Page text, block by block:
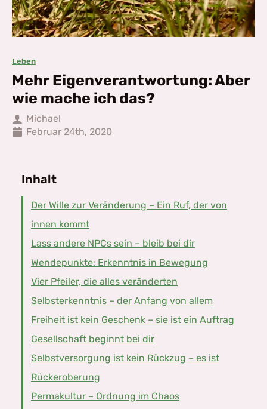
Leben
Mehr Eigenverantwortung: Aber
wie mache ich das?
Michael
Februar 24th, 2020
Inhalt
Der Wille zur Veränderung – Ein Ruf, der von
innen kommt
Lass andere NPCs sein – bleib bei dir
Wendepunkte: Erkenntnis in Bewegung
Vier Pfeiler, die alles veränderten
Selbsterkenntnis – der Anfang von allem
Freiheit ist kein Geschenk – sie ist ein Auftrag
Gesellschaft beginnt bei dir
Selbstversorgung ist kein Rückzug – es ist
Rückeroberung
Permakultur – Ordnung im Chaos